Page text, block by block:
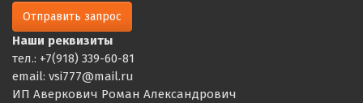
Отправить запрос
Наши реквизиты
тел.: +7(918) 339-60-81
email: vsi777@mail.ru
ИП Аверкович Роман Александрович